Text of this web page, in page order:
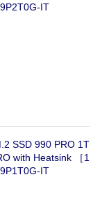
IT
SSD 990 PRO 1T
with Heatsink ［1
IT